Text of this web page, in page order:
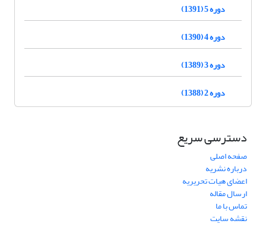
دوره 5 (1391)
دوره 4 (1390)
دوره 3 (1389)
دوره 2 (1388)
دسترسی سریع
صفحه اصلی
درباره نشریه
اعضای هیات تحریریه
ارسال مقاله
تماس با ما
نقشه سایت